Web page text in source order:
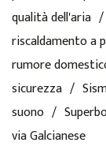
qualità dell'aria
riscaldamento a
rumore
sicurezza
suono
via Galcianese